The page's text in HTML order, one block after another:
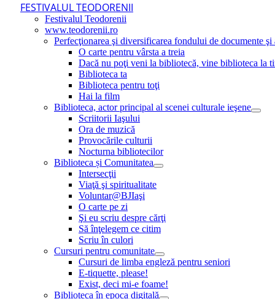
FESTIVALUL TEODORENII
Festivalul Teodorenii
www.teodorenii.ro
Perfecţionarea şi diversificarea fondului de documente
O carte pentru vârsta a treia
Dacă nu poţi veni la bibliotecă, vine biblioteca la
Biblioteca ta
Biblioteca pentru toţi
Hai la film
Biblioteca, actor principal al scenei culturale ieşene
Scriitorii Iaşului
Ora de muzică
Provocările culturii
Nocturna bibliotecilor
Biblioteca și Comunitatea
Intersecţii
Viaţă şi spiritualitate
Voluntar@BJIaşi
O carte pe zi
Şi eu scriu despre cărţi
Să înţelegem ce citim
Scriu în culori
Cursuri pentru comunitate
Cursuri de limba engleză pentru seniori
E-tiquette, please!
Exist, deci mi-e foame!
Biblioteca în epoca digitală